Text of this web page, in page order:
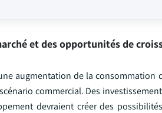
et des opportunités de
augmentation de la
commercial. Des
devraient créer des